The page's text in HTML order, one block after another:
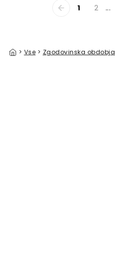
1 2 ...
> Vse > Zgodovinska obdobja